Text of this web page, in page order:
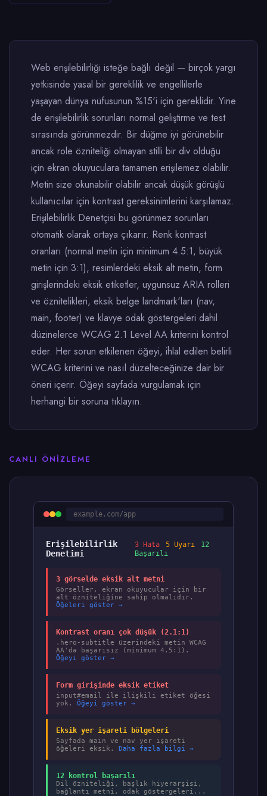
Web erişilebilirliği isteğe bağlı değil — birçok yargı
yetkisinde yasal bir gereklilik ve engellilerle
yaşayan dünya nüfusunun %15'i için gereklidir. Yine
de erişilebilirlik sorunları normal geliştirme ve test
sırasında görünmezdir. Bir düğme iyi görünebilir
ancak role özniteliği olmayan stilli bir div olduğu
için ekran okuyuculara tamamen erişilemez olabilir.
Metin size okunabilir olabilir ancak düşük görüşlü
kullanıcılar için kontrast gereksinimlerini karşılamaz.
Erişilebilirlik Denetçisi bu görünmez sorunları
otomatik olarak ortaya çıkarır. Renk kontrast
oranları (normal metin için minimum 4.5:1, büyük
metin için 3:1), resimlerdeki eksik alt metin, form
girişlerindeki eksik etiketler, uygunsuz ARIA rolleri
ve öznitelikleri, eksik belge landmark'ları (nav,
main, footer) ve klavye odak göstergeleri dahil
düzinelerce WCAG 2.1 Level AA kriterini kontrol
eder. Her sorun etkilenen öğeyi, ihlal edilen belirli
WCAG kriterini ve nasıl düzelteceğinize dair bir
öneri içerir. Öğeyi sayfada vurgulamak için
herhangi bir soruna tıklayın.
CANLI ÖNIZLEME
example.com/app
Erişilebilirlik
Denetimi
3 Hata 5 Uyarı
12
Başarılı
3 görselde eksik alt metni
Görseller, ekran okuyucular için bir
alt özniteliğine sahip olmalıdır.
Öğeleri göster →
Kontrast oranı çok düşük (2.1:1)
.hero-subtitle üzerindeki metin WCAG
AA'da başarısız (minimum 4.5:1).
Öğeyi göster →
Form girişinde eksik etiket
input#email ile ilişkili etiket öğesi
yok. Öğeyi göster →
Eksik yer işareti bölgeleri
Sayfada main ve nav yer işareti
öğeleri eksik. Daha fazla bilgi →
12 kontrol başarılı
Dil özniteliği, başlık hiyerarşisi,
bağlantı metni, odak göstergeleri...